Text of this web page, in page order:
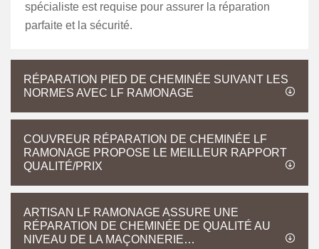
spécialiste est requise pour assurer la réparation
parfaite et la sécurité.
RÉPARATION PIED DE CHEMINÉE SUIVANT LES
NORMES AVEC LF RAMONAGE
COUVREUR RÉPARATION DE CHEMINÉE LF
RAMONAGE PROPOSE LE MEILLEUR RAPPORT
QUALITÉ/PRIX
ARTISAN LF RAMONAGE ASSURE UNE
RÉPARATION DE CHEMINÉE DE QUALITÉ AU
NIVEAU DE LA MAÇONNERIE…